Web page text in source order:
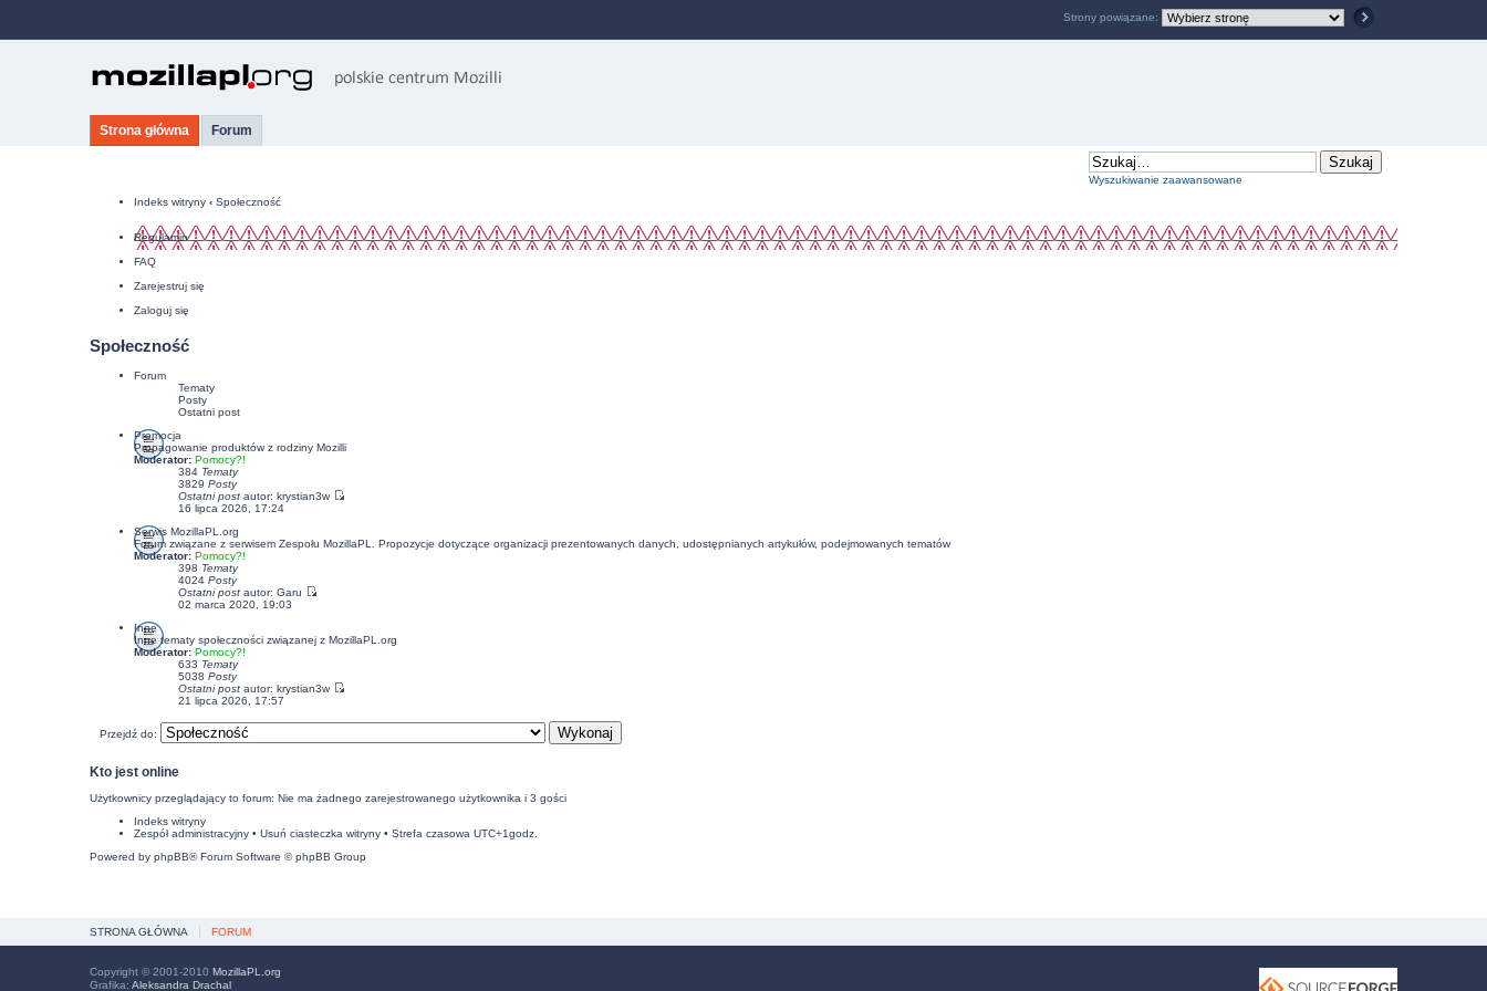
Strona główna Forum
Wyszukiwanie zaawansowane
Indeks witryny ‹ Społeczność
Regulamin
FAQ
Zarejestruj się
Zaloguj się
Społeczność
Forum
Tematy
Posty
Ostatni post
Promocja
Propagowanie produktów z rodziny Mozilli
Moderator: Pomocy?!
384 Tematy
3829 Posty
Ostatni postautor: krystian3w
16 lipca 2026, 17:24
Serwis MozillaPL.org
Forum związane z serwisem Zespołu MozillaPL. Propozycje dotyczące organizacji prezentowanych danych, udostępnianych artykułów, podejmowanych tematów
Moderator: Pomocy?!
398 Tematy
4024 Posty
Ostatni postautor: Garu
02 marca 2020, 19:03
Inne
Inne tematy społeczności związanej z MozillaPL.org
Moderator: Pomocy?!
633 Tematy
5038 Posty
Ostatni postautor: krystian3w
21 lipca 2026, 17:57
Przejdź do:
Kto jest online
Użytkownicy przeglądający to forum: Nie ma żadnego zarejestrowanego użytkownika i 3 gości
Indeks witryny
Zespół administracyjny• Usuń ciasteczka witryny• Strefa czasowa UTC+1godz.
Powered by phpBB® Forum Software © phpBB Group
Strony powiązane:
STRONA GŁÓWNA FORUM
Copyright © 2001-2010 MozillaPL.org
Grafika: Aleksandra Drachal